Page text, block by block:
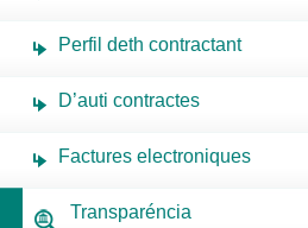
Perfil deth contractant
D’auti contractes
Factures electroniques
Transparéncia